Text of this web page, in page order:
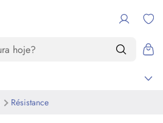
Résistance